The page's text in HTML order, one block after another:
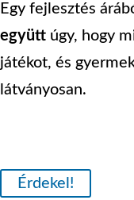
Egy fejlesztés
együtt úgy, hogy
játékot, és
látványosan.
Érdekel!